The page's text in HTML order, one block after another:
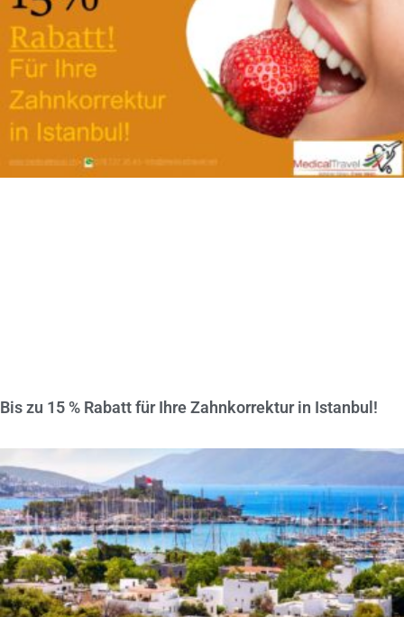
Bis zu 15 % Rabatt für Ihre Zahnkorrektur in Istanbul!